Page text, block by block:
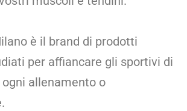
è il brand di prodotti
per affiancare gli sportivi di
allenamento o